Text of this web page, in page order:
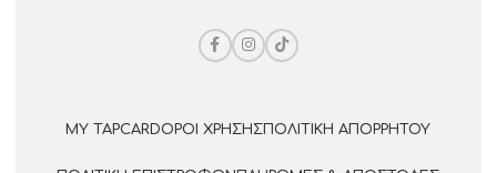
MY TAPCARDΌΡΟΙ ΧΡΉΣΗΣΠΟΛΙΤΙΚΉ ΑΠΟΡΡΉΤΟΥ